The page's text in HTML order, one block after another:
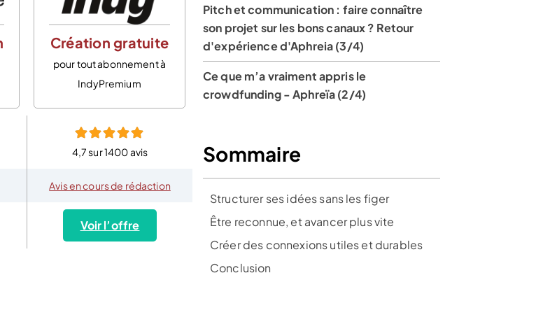
Création gratuite
pour tout abonnement à
IndyPremium
4,7 sur 1400 avis
Avis en cours de rédaction
Voir l’offre
Pitch et communication : faire connaître
son projet sur les bons canaux ? Retour
d'expérience d'Aphreia (3/4)
Ce que m’a vraiment appris le
crowdfunding - Aphreïa (2/4)
Sommaire
Structurer ses idées sans les figer
Être reconnue, et avancer plus vite
Créer des connexions utiles et durables
Conclusion